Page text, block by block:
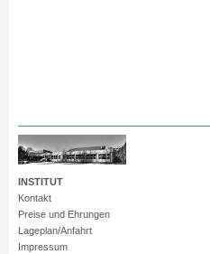
INSTITUT
Kontakt
Preise und Ehrungen
Lageplan/Anfahrt
Impressum